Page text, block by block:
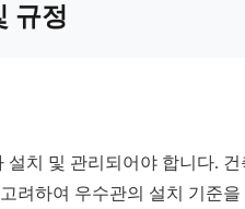
규정
치 및 관리되어야 합니다. 건
려하여 우수관의 설치 기준을